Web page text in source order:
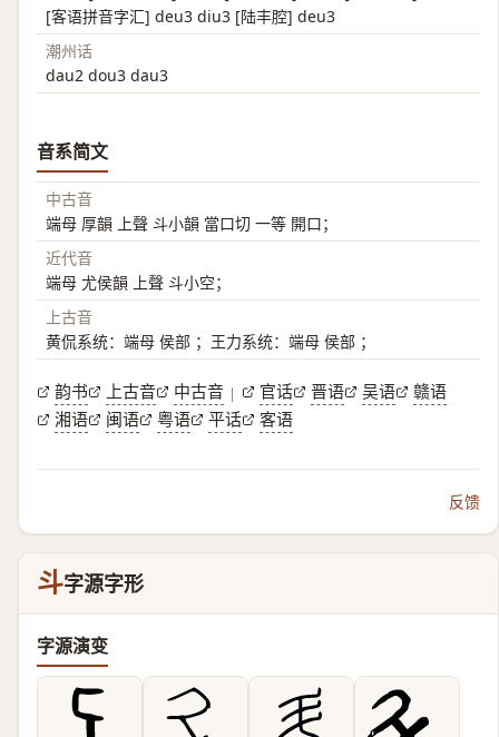
[客语拼音字汇] deu3 diu3 [陆丰腔] deu3
潮州话
dau2 dou3 dau3
音系简文
中古音
端母 厚韻 上聲 斗小韻 當口切 一等 開口；
近代音
端母 尤侯韻 上聲 斗小空；
上古音
黄侃系统：端母 侯部 ；王力系统：端母 侯部 ；
韵书 上古音 中古音 | 官话 晋语 吴语
赣语
湘语
闽语 粤语 平话 客语
反馈
斗字源字形
字源演变